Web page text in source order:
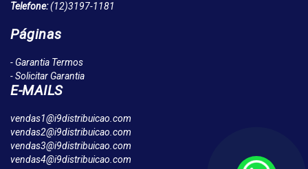
Telefone:(12)3197-1181
Páginas
- Garantia Termos
- Solicitar Garantia
E-MAILS
vendas1@i9distribuicao.com
vendas2@i9distribuicao.com
vendas3@i9distribuicao.com
vendas4@i9distribuicao.com